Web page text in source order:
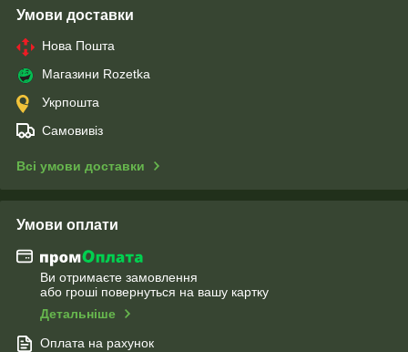
Умови доставки
Нова Пошта
Магазини Rozetka
Укрпошта
Самовивіз
Всі умови доставки
Умови оплати
Ви отримаєте замовлення
або гроші повернуться на вашу картку
Детальніше
Оплата на рахунок